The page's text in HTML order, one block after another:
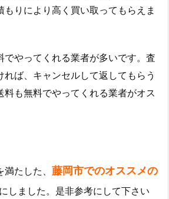
りにより高く買い取ってもらえま
でやってくれる業者が多いです。査
れば、キャンセルして返してもらう
料も無料でやってくれる業者がオス
たした、 藤岡市でのオススメの
しました。是非参考にして下さい